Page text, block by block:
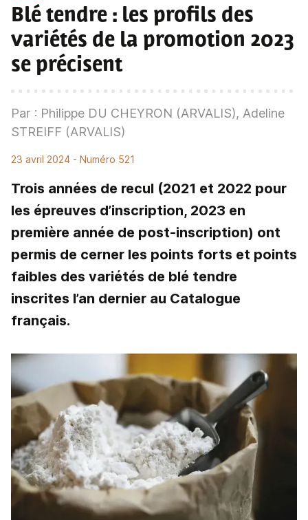
Blé tendre : les profils des
variétés de la promotion 2023
se précisent
Par : Philippe DU CHEYRON (ARVALIS), Adeline
STREIFF (ARVALIS)
23 avril 2024 - Numéro 521
Trois années de recul (2021 et 2022 pour
les épreuves d’inscription, 2023 en
première année de post-inscription) ont
permis de cerner les points forts et points
faibles des variétés de blé tendre
inscrites l’an dernier au Catalogue
français.